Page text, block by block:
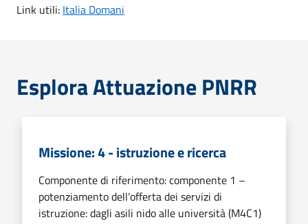
Link utili: Italia Domani
Esplora Attuazione PNRR
Missione: 4 - istruzione e ricerca
Componente di riferimento: componente 1 –
potenziamento dell’offerta dei servizi di
istruzione: dagli asili nido alle università (M4C1)